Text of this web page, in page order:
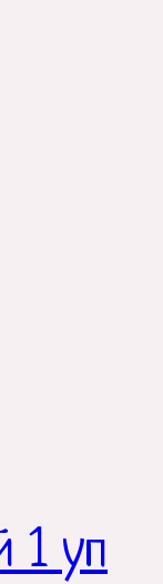
1 уп